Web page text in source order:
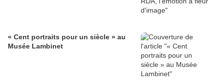
« Cent portraits pour un siècle » au
Musée Lambinet